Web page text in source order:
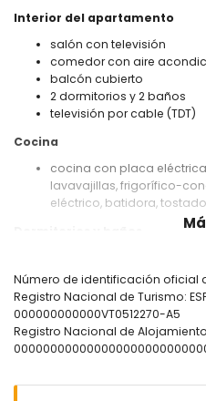
Interior del apartamento
salón con televisión
comedor con aire
balcón cubierto
2 dormitorios y 2 baños
televisión por cable (TDT)
Cocina
cocina con placa
lavavajillas, frigorífico-
eléctrico, batidora,
suite
dormitorio con aire
(de 190 por 90 cm)
baño en suite con lavabo
baño con lavabo
Número de identificación oficial
Registro Nacional de Turismo:
000000000000VT0512270-A5
Registro Nacional de